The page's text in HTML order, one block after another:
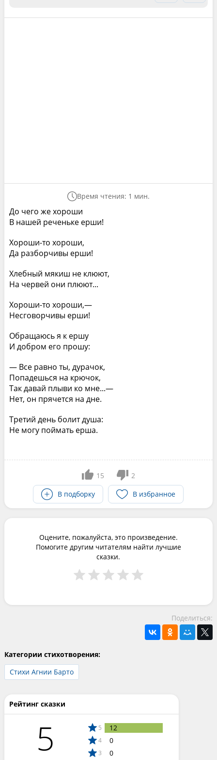
Время чтения: 1 мин.
До чего же хороши
В нашей реченьке ерши!
Хороши-то хороши,
Да разборчивы ерши!
Хлебный мякиш не клюют,
На червей они плюют...
Хороши-то хороши,—
Несговорчивы ерши!
Обращаюсь я к ершу
И добром его прошу:
— Все равно ты, дурачок,
Попадешься на крючок,
Так давай плыви ко мне...—
Нет, он прячется на дне.
Третий день болит душа:
Не могу поймать ерша.
15
2
В подборку
В избранное
Оцените, пожалуйста, это произведение.
Помогите другим читателям найти лучшие
сказки.
Поделиться:
Категории стихотворения:
Стихи Агнии Барто
Рейтинг сказки
5 5 12
4 0
3 0